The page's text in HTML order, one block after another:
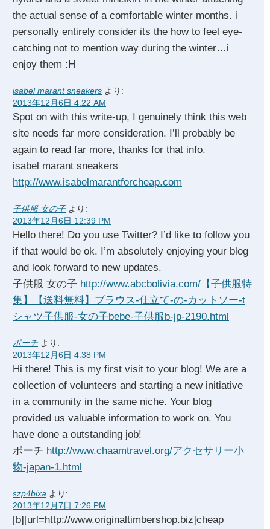
the actual sense of a comfortable winter months. i
personally entirely consider its the how to feel eye-
catching not to mention way during the winter…i
enjoy them :H
isabel marant sneakers より:
2013年12月6日 4:22 AM
Spot on with this write-up, I genuinely think this web
site needs far more consideration. I’ll probably be
again to read far more, thanks for that info.
isabel marant sneakers
http://www.isabelmarantforcheap.com
子供服 女の子 より:
2013年12月6日 12:39 PM
Hello there! Do you use Twitter? I’d like to follow you
if that would be ok. I’m absolutely enjoying your blog
and look forward to new updates.
子供服 女の子 http://www.abcbolivia.com/【子供服特
集】【送料無料】ブラウス-仕立て-の-カットソー-t
シャツ子供服-女の子bebe-子供服b-jp-2190.html
ポーチ より:
2013年12月6日 4:38 PM
Hi there! This is my first visit to your blog! We are a
collection of volunteers and starting a new initiative
in a community in the same niche. Your blog
provided us valuable information to work on. You
have done a outstanding job!
ポーチ http://www.chaamtravel.org/アクセサリー小
物-japan-1.html
szp4bixa より:
2013年12月7日 7:26 PM
[b][url=http://www.originaltimbershop.biz]cheap